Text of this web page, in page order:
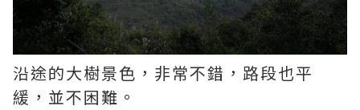
沿途的大樹景色，非常不錯，路段也平
緩，並不困難。